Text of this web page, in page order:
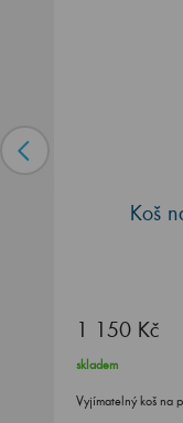
Koš
1 150 Kč
skladem
Vyjímatelný koš na